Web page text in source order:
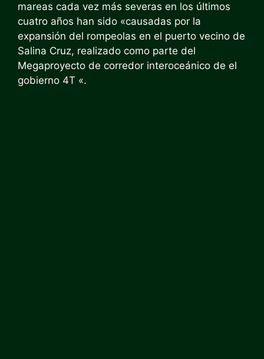
mareas cada vez más severas en los últimos
cuatro años han sido «causadas por la
expansión del rompeolas en el puerto vecino de
Salina Cruz, realizado como parte del
Megaproyecto de corredor interoceánico de el
gobierno 4T «.